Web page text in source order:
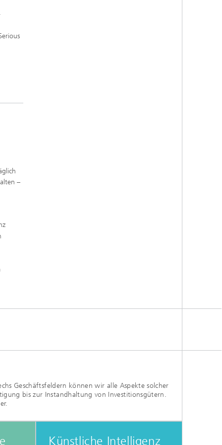
–
Geschäftsfeldern können wir alle Aspekte solcher
bis zur Instandhaltung von Investitionsgütern.
Künstliche Intelligenz